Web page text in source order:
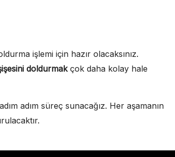
işlemi için hazır olacaksınız.
doldurmakçok daha kolay hale
adım süreç sunacağız. Her aşamanın